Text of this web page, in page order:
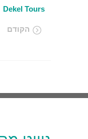
Dekel Tours
הקודם